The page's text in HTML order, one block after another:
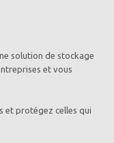
solution de stockage
et vous
et protégez celles qui